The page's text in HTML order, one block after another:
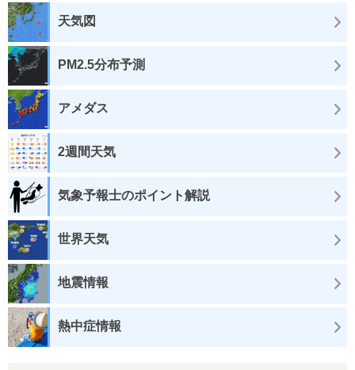
天気図
PM2.5分布予測
アメダス
2週間天気
気象予報士のポイント解説
世界天気
地震情報
熱中症情報